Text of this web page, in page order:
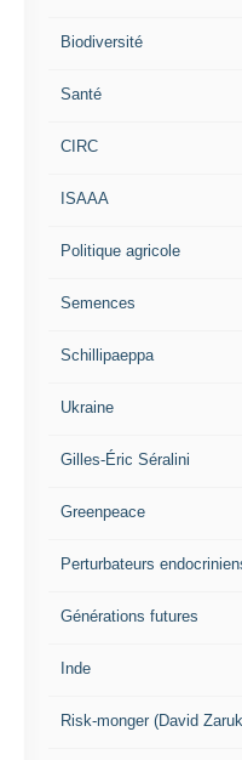
Biodiversité
Santé
CIRC
ISAAA
Politique agricole
Semences
Schillipaeppa
Ukraine
Gilles-Éric Séralini
Greenpeace
Perturbateurs
Générations futures
Inde
Risk-monger (David